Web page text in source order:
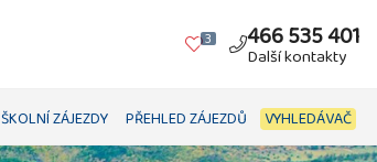
3 466 535 401
Další kontakty
ŠKOLNÍ ZÁJEZDY PŘEHLED ZÁJEZDŮ VYHLEDÁVAČ